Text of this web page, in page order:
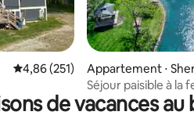
commentaires : 5 sur 5
Évaluation moyenne sur la base
4,86 (251)
Appartement ⋅
Séjour paisible à la
de Grand Park
de vacances au